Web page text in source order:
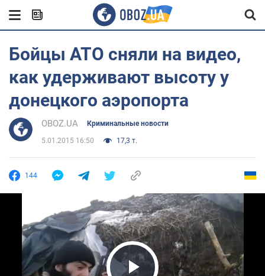
Бойцы АТО сняли на видео,
как удерживают высоту у
донецкого аэропорта
OBOZ.UA Криминальные новости
5.01.2015 16:50 17,3 т.
144